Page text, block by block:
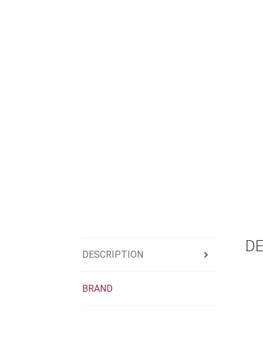
DESCRIPTION
BRAND